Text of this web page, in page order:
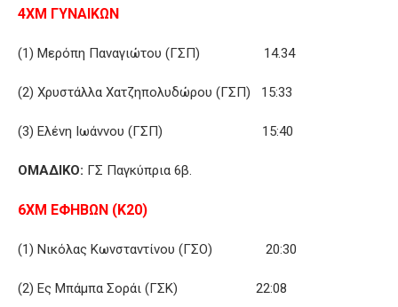
4ΧΜ ΓΥΝΑΙΚΩΝ
(1) Μερόπη Παναγιώτου (ΓΣΠ) 14.34
(2) Χρυστάλλα Χατζηπολυδώρου (ΓΣΠ) 15:33
(3) Ελένη Ιωάννου (ΓΣΠ) 15:40
ΟΜΑΔΙΚΟ: ΓΣ Παγκύπρια 6β.
6ΧΜ ΕΦΗΒΩΝ (Κ20)
(1) Νικόλας Κωνσταντίνου (ΓΣΟ) 20:30
(2) Ες Μπάμπα Σοράι (ΓΣΚ) 22:08